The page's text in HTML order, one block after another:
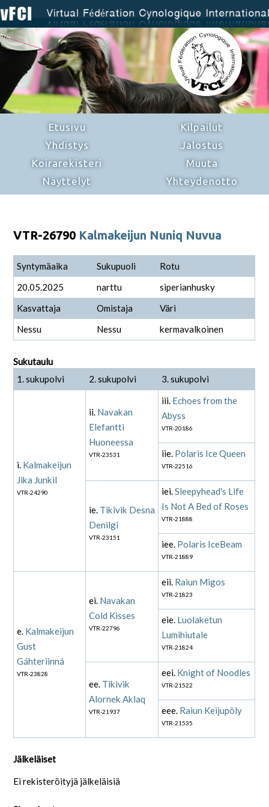
Etusivu
Yhdistys
Koirarekisteri
Näyttelyt
Kilpailut
Jalostus
Muuta
Yhteydenotto
VTR-26790 Kalmakeijun Nuniq Nuvua
Syntymäaika Sukupuoli
Rotu
20.05.2025
narttu
siperianhusky
Kasvattaja
Omistaja
Väri
Nessu
Nessu kermavalkoinen
Sukutaulu
1. sukupolvi
2. sukupolvi 3. sukupolvi
i. Kalmakeijun
Jika Junkil
VTR-24290
ii. Navakan
Elefantti
Huoneessa
VTR-23531
iii. Echoes from the
Abyss
VTR-20186
iie. Polaris Ice Queen
VTR-22516
ie. Tikivik Desna
Denilgi
VTR-23151
iei.Sleepyhead's Life
Is Not A Bed of Roses
VTR-21888
iee. Polaris IceBeam
VTR-21889
e. Kalmakeijun
Gust
Gáhteriinná
VTR-23828
ei. Navakan
Cold Kisses
VTR-22796
eii. Raiun Migos
VTR-21823
eie. Luolaketun
Lumihiutale
VTR-21824
ee. Tikivik
Alornek Aklaq
VTR-21937
eei. Knight of Noodles
VTR-21522
eee. Raiun Keijupöly
VTR-21535
Jälkeläiset
Ei rekisteröityjä jälkeläisiä